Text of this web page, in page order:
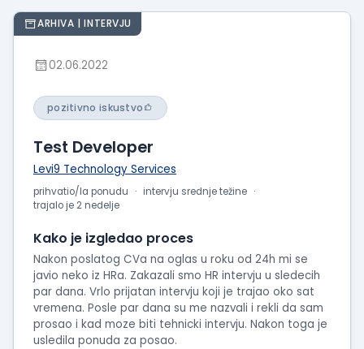
ARHIVA | INTERVJU
02.06.2022
pozitivno iskustvo
Test Developer
Levi9 Technology Services
prihvatio/la ponudu
intervju srednje težine
trajalo je 2 nedelje
Kako je izgledao proces
Nakon poslatog CVa na oglas u roku od 24h mi se
javio neko iz HRa. Zakazali smo HR intervju u sledecih
par dana. Vrlo prijatan intervju koji je trajao oko sat
vremena. Posle par dana su me nazvali i rekli da sam
prosao i kad moze biti tehnicki intervju. Nakon toga je
usledila ponuda za posao.